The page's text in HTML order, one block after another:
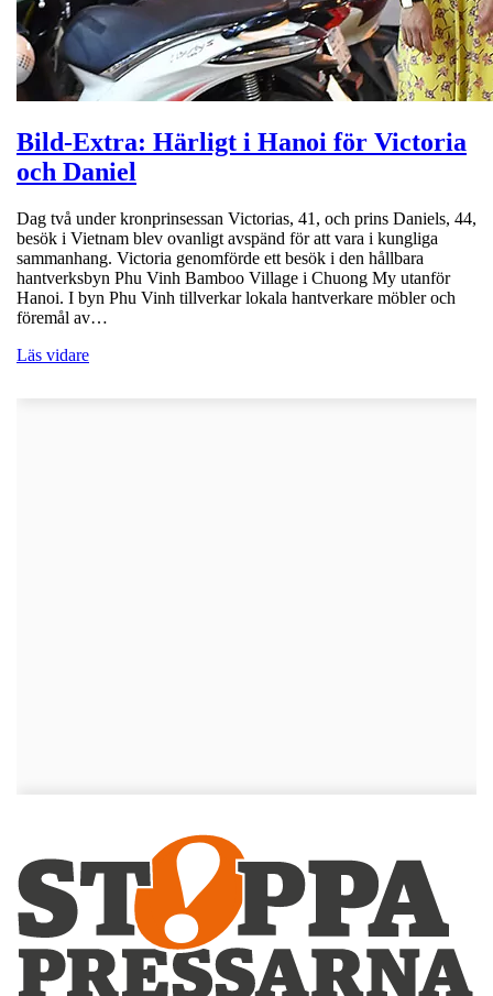
Bild-Extra: Härligt i Hanoi för Victoria
och Daniel
Dag två under kronprinsessan Victorias, 41, och prins Daniels, 44,
besök i Vietnam blev ovanligt avspänd för att vara i kungliga
sammanhang. Victoria genomförde ett besök i den hållbara
hantverksbyn Phu Vinh Bamboo Village i Chuong My utanför
Hanoi. I byn Phu Vinh tillverkar lokala hantverkare möbler och
föremål av…
Läs vidare